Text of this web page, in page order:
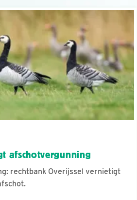
afschotvergunning
rechtbank Overijssel vernietigt